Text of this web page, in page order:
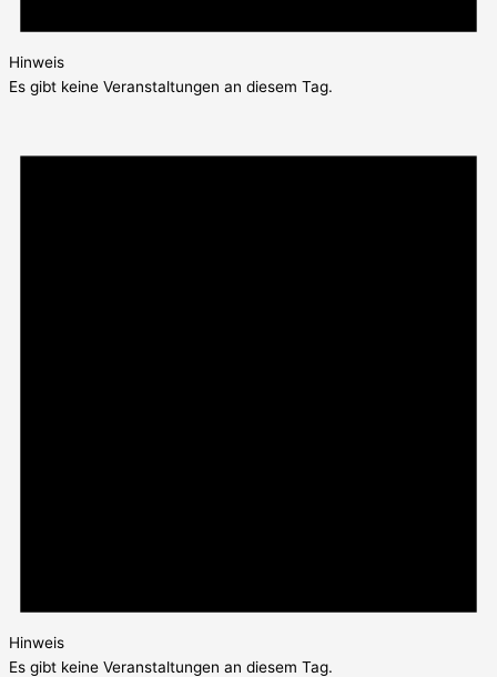
Hinweis
Es gibt keine Veranstaltungen an diesem Tag.
Hinweis
Es gibt keine Veranstaltungen an diesem Tag.